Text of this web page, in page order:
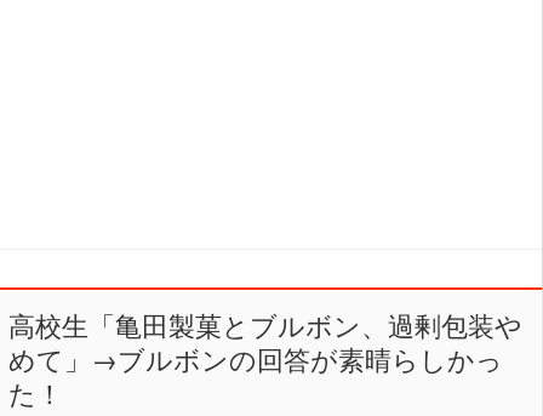
高校生「亀田製菓とブルボン、過剰包装や
めて」→ブルボンの回答が素晴らしかっ
た！